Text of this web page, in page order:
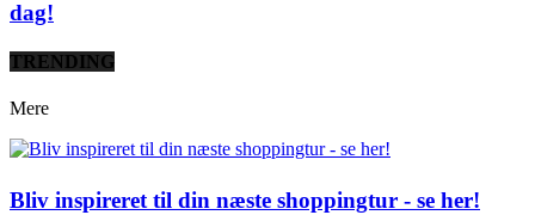
dag!
TRENDING
Mere
Bliv inspireret til din næste shoppingtur - se her!